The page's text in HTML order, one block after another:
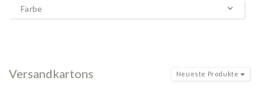
Farbe
Versandkartons Neueste Produkte